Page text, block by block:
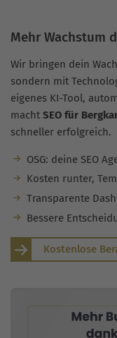
Mehr Wachstum
Wir bringen dein
sondern mit
eigenes KI-Tool,
macht SEO für
schneller erfolgreich.
OSG: deine SEO
Kosten runter,
Transparente
Bessere
Kostenlose